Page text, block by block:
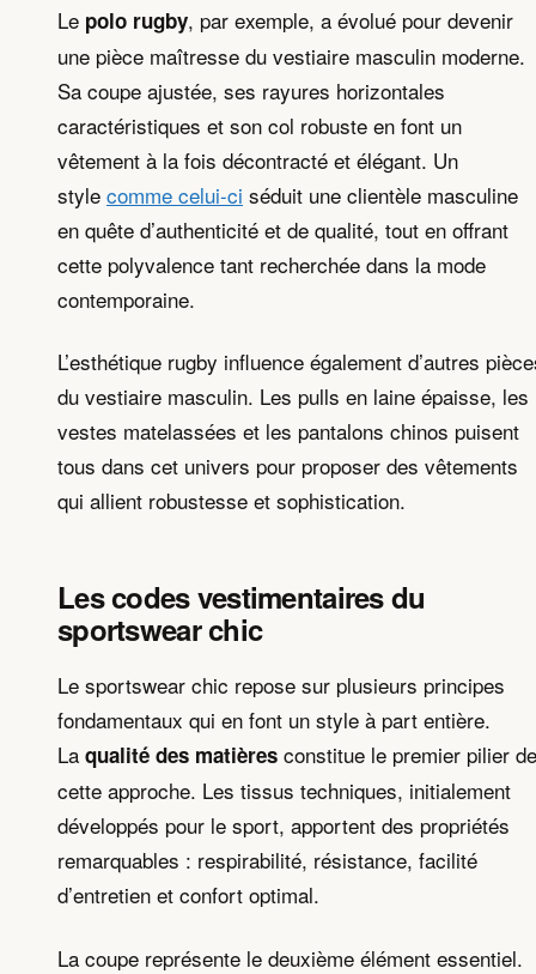
Le polo rugby, par exemple, a évolué pour devenir
une pièce maîtresse du vestiaire masculin moderne.
Sa coupe ajustée, ses rayures horizontales
caractéristiques et son col robuste en font un
vêtement à la fois décontracté et élégant. Un
style comme celui-ci séduit une clientèle masculine
en quête d’authenticité et de qualité, tout en offrant
cette polyvalence tant recherchée dans la mode
contemporaine.
L’esthétique rugby influence également d’autres
du vestiaire masculin. Les pulls en laine épaisse, les
vestes matelassées et les pantalons chinos puisent
tous dans cet univers pour proposer des vêtements
qui allient robustesse et sophistication.
Les codes vestimentaires du
sportswear chic
Le sportswear chic repose sur plusieurs principes
fondamentaux qui en font un style à part entière.
La qualité des matières constitue le premier pilier de
cette approche. Les tissus techniques, initialement
développés pour le sport, apportent des propriétés
remarquables : respirabilité, résistance, facilité
d’entretien et confort optimal.
La coupe représente le deuxième élément essentiel.